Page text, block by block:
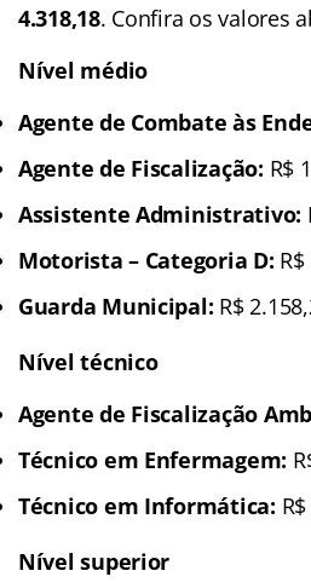
4.318,18. Confira os valores
Nível médio
Agente de Combate às
Agente de Fiscalização: R$
Assistente Administrativo:
Motorista – Categoria D:
Guarda Municipal: R$
Nível técnico
Agente de Fiscalização
Técnico em Enfermagem:
Técnico em Informática:
Nível superior